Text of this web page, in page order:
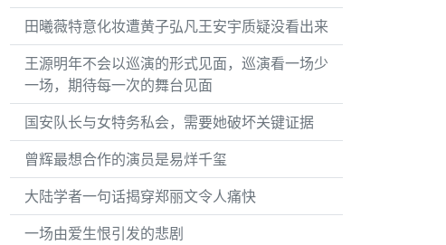
田曦薇特意化妆遭黄子弘凡王安宇质疑没看出来
王源明年不会以巡演的形式见面，巡演看一场少
一场，期待每一次的舞台见面
国安队长与女特务私会，需要她破坏关键证据
曾辉最想合作的演员是易烊千玺
大陆学者一句话揭穿郑丽文令人痛快
一场由爱生恨引发的悲剧